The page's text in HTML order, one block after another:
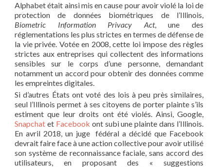
Alphabet était ainsi mis en cause pour avoir violé la loi de
protection de données biométriques de l’Illinois,
Biometric Information Privacy
Act, une des
réglementations les plus strictes en termes de défense de
la vie privée. Votée en 2008, cette loi impose des règles
strictes aux entreprises qui collectent des informations
sensibles sur le corps d’une personne, demandant
notamment un accord pour obtenir des données comme
les empreintes digitales.
Si d’autres États ont voté des lois à peu près similaires,
seul l’Illinois permet à ses citoyens de porter plainte s’ils
estiment que leur droits ont été violés. Ainsi, Google,
Snapchat et Facebook ont subi une plainte dans l’Illinois.
En avril 2018, un juge fédéral a décidé que Facebook
devrait faire face à une action collective pour avoir utilisé
son système de reconnaissance faciale, sans accord des
utilisateurs, en proposant des « suggestions